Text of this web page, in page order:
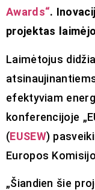
Awards“.
projektas
Laimėtojus
efektyviam
konferencijoje
(EUSEW)
Europos
„Šiandien šie